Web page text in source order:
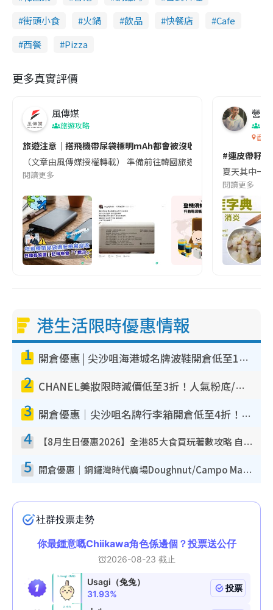
街頭小食
火鍋 飲品 快餐店
Cafe
西餐
Pizza
更多真實評價
風傳媒
旅遊攻略
旅遊注意｜搭飛機帶尿袋標明mAh都會被沒收😱出發前切記檢查
（文章由風傳媒授權轉載） 準備前往韓國旅遊的民眾，近期要
閱讀更多
營養
香港
#連皮帶籽
夏天其中一
閱讀更多
港生活限時優惠情報
1 開倉優惠 | 尖沙咀海港城名牌波鞋開倉低至1折！On鞋$899起／Joy&Peace鞋履$98起
2 CHANEL美妝限時減價低至3折！人氣粉底/唇膏/精華液低至$275！COCO香水都有平
3 開倉優惠｜尖沙咀名牌行李箱開倉低至4折！一連5日 American Tourister/ace./Hallmark $200起！
4 【8月生日優惠2026】全港85大食買玩著數攻略 自助餐/火鍋放題同行免費＋誠品/DONKI送現金券
5 開倉優惠｜銅鑼灣時代廣場Doughnut/Campo Marzio開倉低至1折！背囊、書包、手袋劈價$200起